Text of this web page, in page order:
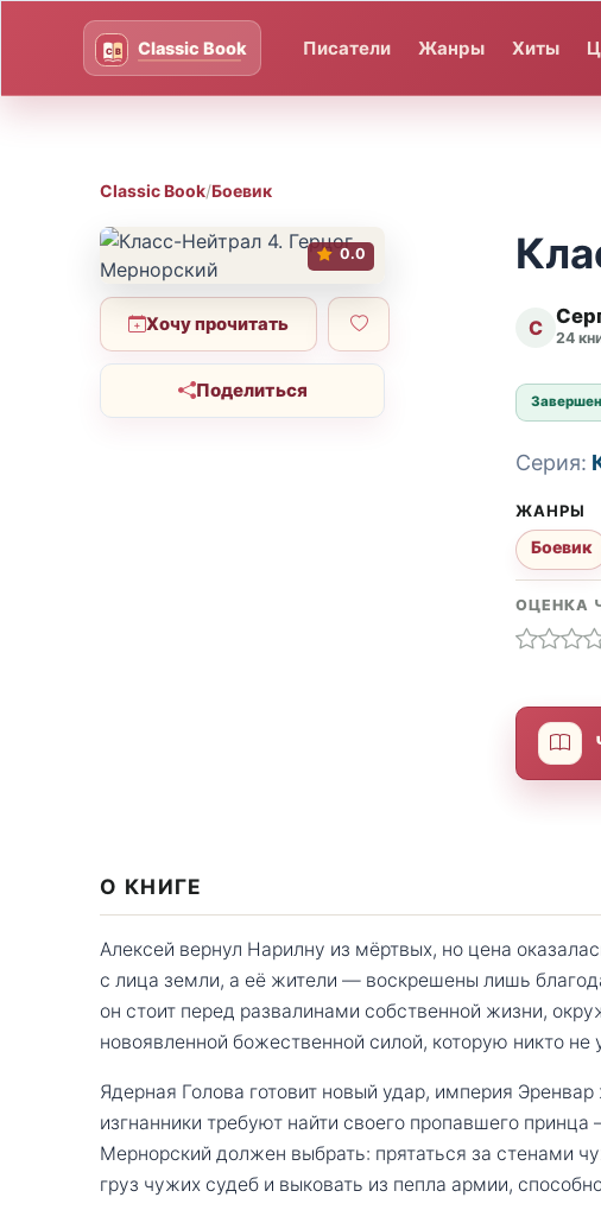
Писатели Жанры Хиты
Classic Book/Боевик
0.0
Хочу прочитать
Поделиться
С 24
Серия:
ЖАНРЫ
Боевик
ОЦЕНКА
О КНИГЕ
Алексей вернул Нарилну из мёртвых, но цена
с лица земли, а её жители — воскрешены лишь
он стоит перед развалинами собственной жизни,
новоявленной божественной силой, которую никто не
Ядерная Голова готовит новый удар, империя
изгнанники требуют найти своего пропавшего
Мернорский должен выбрать: прятаться за стенами
груз чужих судеб и выковать из пепла армии,